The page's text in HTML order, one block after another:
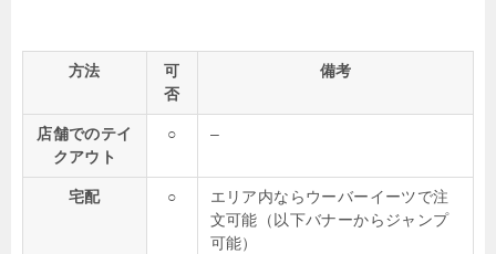
方法
可
否
備考
店舗でのテイ
クアウト
○ –
宅配 ○
エリア内ならウーバーイーツで注
文可能（以下バナーからジャンプ
可能）